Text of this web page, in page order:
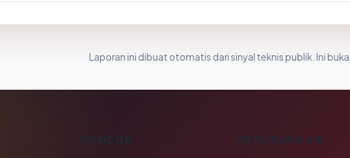
Laporan ini dibuat otomatis dari sinyal teknis publik. Ini
PERUSAHAAN